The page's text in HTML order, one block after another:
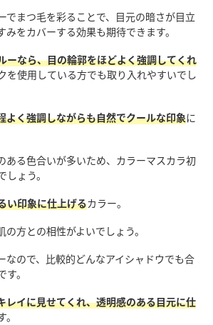
でまつ毛を彩ることで、目元の暗さが目立
みをカバーする効果も期待できます。
ーなら、目の輪郭をほどよく強調してくれ
を使用している方でも取り入れやすいでし
よく強調しながらも自然でクールな印象に
ある色合いが多いため、カラーマスカラ初
ょう。
い印象に仕上げるカラー。
方との相性がよいでしょう。
なので、比較的どんなアイシャドウでも合
。
レイに見せてくれ、透明感のある目元に仕